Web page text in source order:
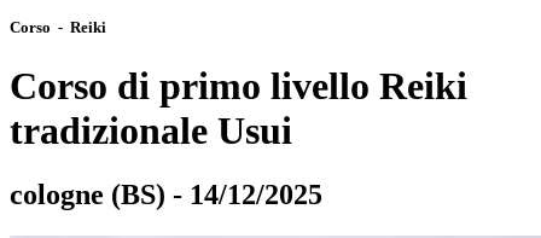
Corso - Reiki
Corso di primo livello Reiki
tradizionale Usui
cologne (BS) - 14/12/2025